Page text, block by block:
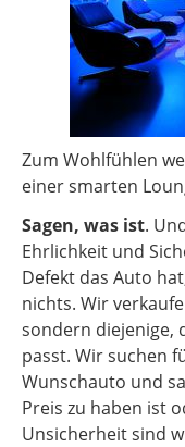
Zum Wohlfühlen
einer smarten
Sagen, was ist.
Ehrlichkeit und
Defekt das Auto
nichts. Wir
sondern diejenige,
passt. Wir suchen
Wunschauto und
Preis zu haben ist
Unsicherheit sind